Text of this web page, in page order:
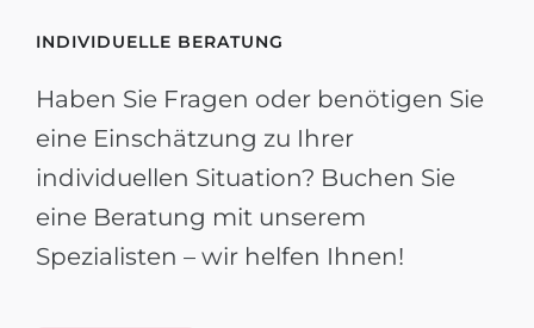
INDIVIDUELLE BERATUNG
Haben Sie Fragen oder benötigen Sie
eine Einschätzung zu Ihrer
individuellen Situation? Buchen Sie
eine Beratung mit unserem
Spezialisten – wir helfen Ihnen!